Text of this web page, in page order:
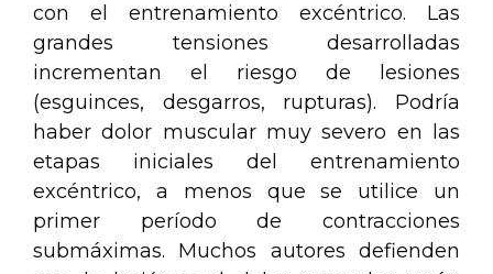
con el entrenamiento excéntrico. Las
grandes tensiones desarrolladas
incrementan el riesgo de lesiones
(esguinces, desgarros, rupturas). Podría
haber dolor muscular muy severo en las
etapas iniciales del entrenamiento
excéntrico, a menos que se utilice un
primer período de contracciones
submáximas. Muchos autores defienden